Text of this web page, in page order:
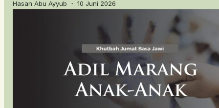
Hasan Abu Ayyub ・ 10 Juni 2026